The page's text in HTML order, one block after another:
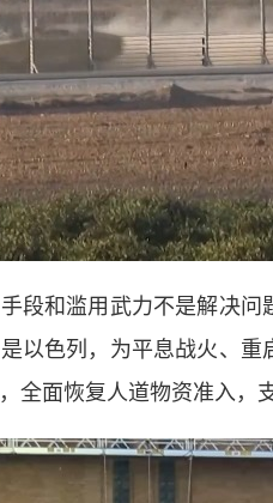
和滥用武力不是解决问
以色列，为平息战火、
全面恢复人道物资准入，